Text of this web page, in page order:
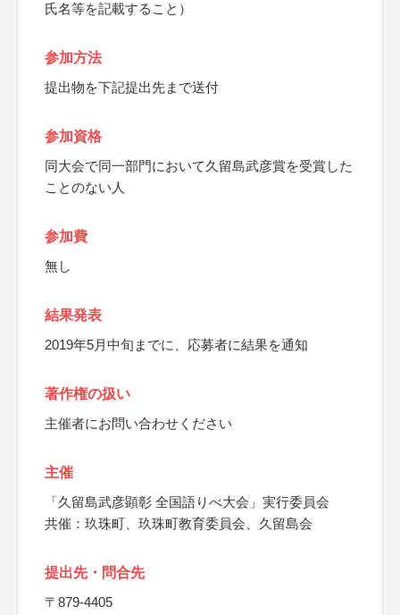
氏名等を記載すること）
参加方法
提出物を下記提出先まで送付
参加資格
同大会で同一部門において久留島武彦賞を受賞した
ことのない人
参加費
無し
結果発表
2019年5月中旬までに、応募者に結果を通知
著作権の扱い
主催者にお問い合わせください
主催
「久留島武彦顕彰 全国語りべ大会」実行委員会
共催：玖珠町、玖珠町教育委員会、久留島会
提出先・問合先
〒879-4405